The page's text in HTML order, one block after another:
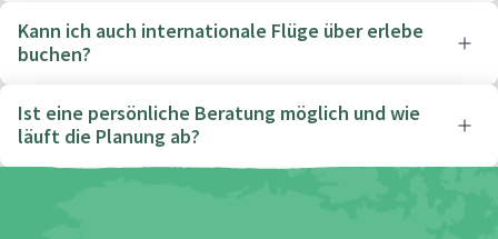
Kann ich auch internationale Flüge über erlebe
buchen?
Ist eine persönliche Beratung möglich und wie
läuft die Planung ab?